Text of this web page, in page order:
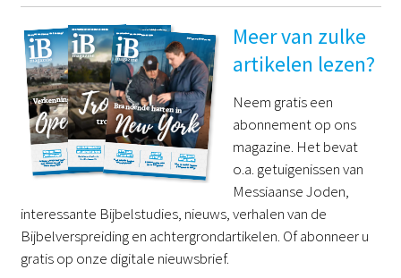
Meer van zulke
artikelen lezen?
Neem gratis een
abonnement op ons
magazine. Het bevat
o.a. getuigenissen van
Messiaanse Joden,
interessante Bijbelstudies, nieuws, verhalen van de
Bijbelverspreiding en achtergrondartikelen. Of abonneer u
gratis op onze digitale nieuwsbrief.